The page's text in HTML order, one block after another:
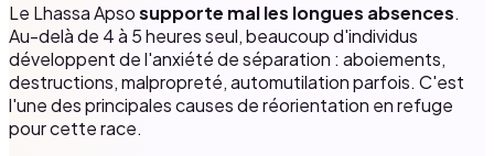
Le Lhassa Apsosupporte mal les longues absences.
Au-delà de 4 à 5 heures seul, beaucoup d'individus
développent de l'anxiété de séparation : aboiements,
destructions, malpropreté, automutilation parfois. C'est
l'une des principales causes de réorientation en refuge
pour cette race.